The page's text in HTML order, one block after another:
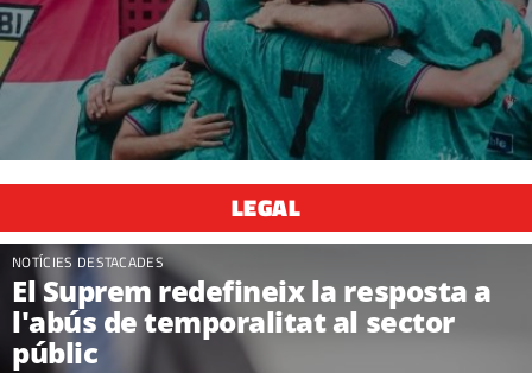
LEGAL
NOTÍCIES DESTACADES
El Suprem redefineix la resposta a
l'abús de temporalitat al sector
públic